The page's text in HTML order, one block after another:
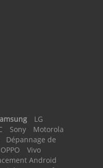
LG
Sony
Motorola
Dépannage de
OPPO
Vivo
Android